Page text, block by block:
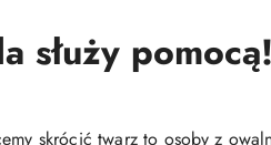
służy pomocą!
skrócić twarz to osoby z